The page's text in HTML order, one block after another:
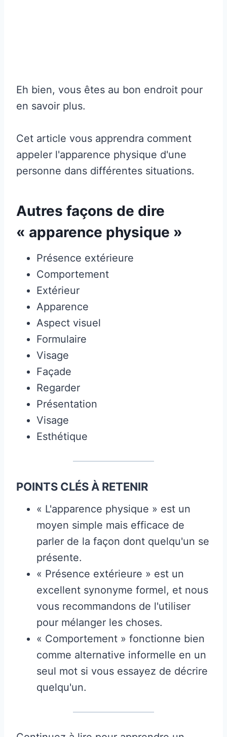
Eh bien, vous êtes au bon endroit pour
en savoir plus.
Cet article vous apprendra comment
appeler l'apparence physique d'une
personne dans différentes situations.
Autres façons de dire
« apparence physique »
Présence extérieure
Comportement
Extérieur
Apparence
Aspect visuel
Formulaire
Visage
Façade
Regarder
Présentation
Visage
Esthétique
POINTS CLÉS À RETENIR
« L'apparence physique » est un
moyen simple mais efficace de
parler de la façon dont quelqu'un se
présente.
« Présence extérieure » ​​est un
excellent synonyme formel, et nous
vous recommandons de l'utiliser
pour mélanger les choses.
« Comportement » fonctionne bien
comme alternative informelle en un
seul mot si vous essayez de décrire
quelqu'un.